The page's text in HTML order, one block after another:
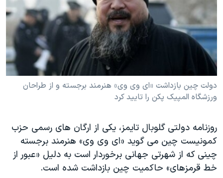
فرهنگ و زندگی
حقوق شهروندی
اقتصادی
اسرائیل در جنگ
گالری عکس
مستندها
انتخابات ریاست جمهوری آمریکا ۲۰۲۴
حمله جمهوری اسلامی به اسرائیل
ورزش زنان در ایران
اعتراضات زن، زندگی، آزادی
تریبونال مردمی آبان ۹۸
دادگاه حمید نوری
چهل سال گروگان‌گیری
دنبال کنید
زبانهای مختلف
دولت چین بازداشت «ای وی وی» هنرمند برجسته و از طراحان
ورزشگاه المپیک پکن را تایید کرد
روزنامه دولتی گلوبال تایمز، یکی از ارگان های رسمی حزب
کمونیست چین می گوید «ای وی وی» هنرمند برجسته
چینی که از شهرتی جهانی برخوردار است به دلیل «عبور از
خط قرمزهای» حاکمیت چین بازداشت شده است.